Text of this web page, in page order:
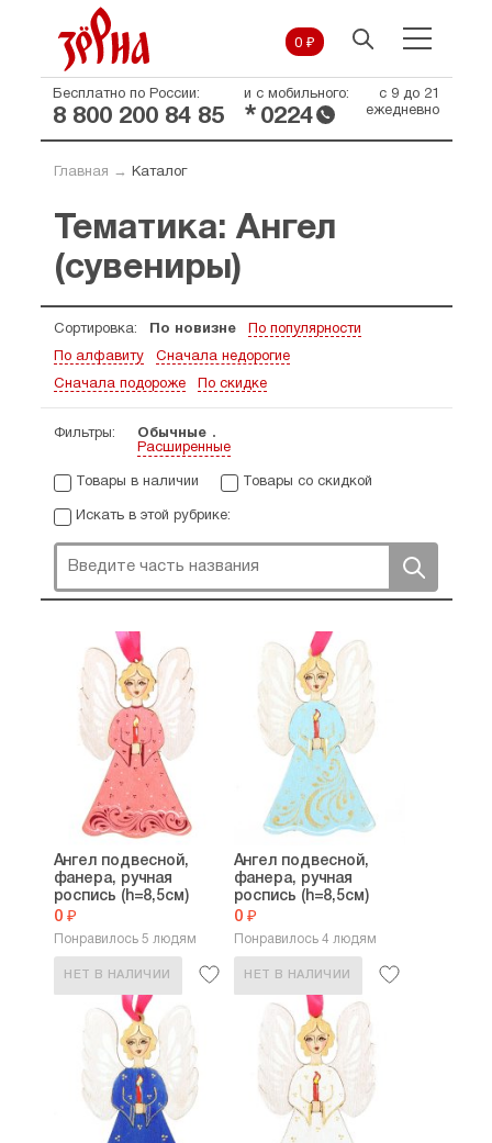
0 ₽
Бесплатно по России:
8 800 200 84 85
и с мобильного:
* 0224
с 9 до 21
ежедневно
Главная → Каталог
Тематика: Ангел
(сувениры)
Сортировка: По новизне По популярности
По алфавиту Сначала недорогие
Сначала подороже По скидке
Фильтры:
Обычные
Расширенные
Товары в наличии Товары со скидкой
Искать в этой рубрике:
Ангел подвесной,
фанера, ручная
роспись (h=8,5см)
0 ₽
Понравилось 5 людям
НЕТ В НАЛИЧИИ
Ангел подвесной,
фанера, ручная
роспись (h=8,5см)
0 ₽
Понравилось 4 людям
НЕТ В НАЛИЧИИ